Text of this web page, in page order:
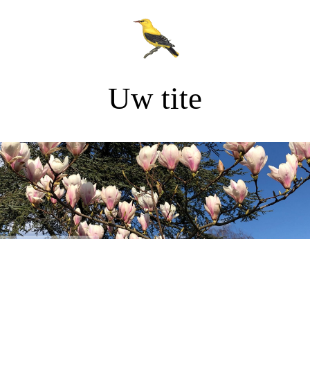
Uw tite